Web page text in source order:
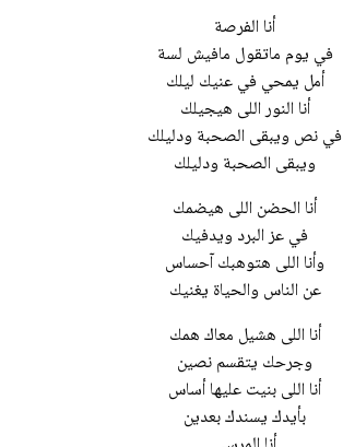
أنا الفرصة
في يوم ماتقول مافيش لسة
أمل يمحي في عنيك ليلك
أنا النور اللى هيجيلك
في نص ويبقى الصحبة ودليلك
ويبقى الصحبة ودليلك
أنا الحضن اللى هيضمك
في عز البرد ويدفيك
وأنا اللى هتوهبك آحساس
عن الناس والحياة يغنيك
أنا اللى هشيل معاك همك
وجرحك يتقسم نصين
أنا اللى بنيت عليها أساس
بأيدك يسندك بعدين